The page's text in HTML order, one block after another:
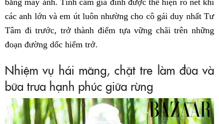
các anh lớn và em út luôn nhường cho cô gái duy nhất Tư
Tâm đi trước, trở thành điểm tựa vững chãi trên những
đoạn đường dốc hiểm trở.
Nhiệm vụ hái măng, chặt tre làm đũa và
bữa trưa hạnh phúc giữa rừng